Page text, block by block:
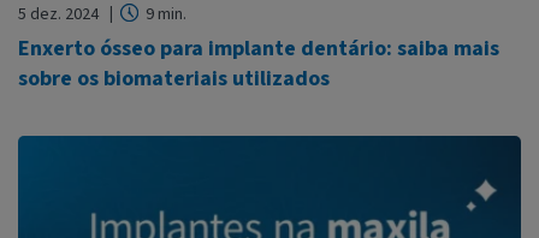
5 dez. 2024 9 min.
Enxerto ósseo para implante dentário: saiba mais
sobre os biomateriais utilizados